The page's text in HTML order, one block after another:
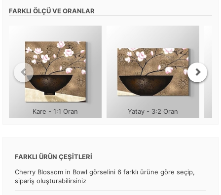
FARKLI ÖLÇÜ VE ORANLAR
Kare - 1:1 Oran Yatay - 3:2 Oran
FARKLI ÜRÜN ÇEŞİTLERİ
Cherry Blossom in Bowl görselini 6 farklı ürüne göre seçip,
sipariş oluşturabilirsiniz